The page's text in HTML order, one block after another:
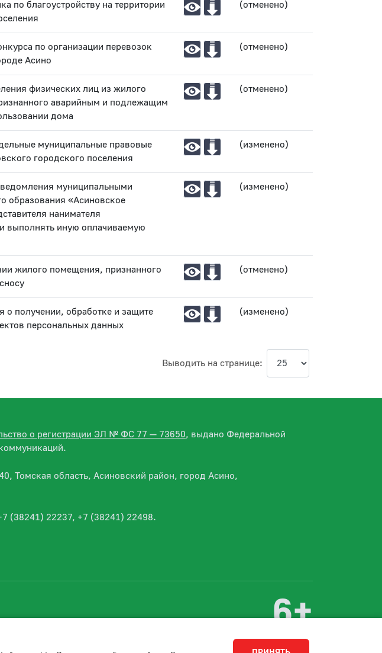
по благоустройству на территории
(отменено)
по организации перевозок
Асино
(отменено)
физических лиц из жилого
аварийным и подлежащим
дома
(отменено)
муниципальные правовые
городского поселения
(изменено)
муниципальными
образования «Асиновское
нанимателя
выполнять иную оплачиваемую
(изменено)
жилого помещения, признанного
(отменено)
получении, обработке и защите
персональных данных
(изменено)
Выводить на странице:
о регистрации ЭЛ № ФС 77 — 73650, выдано Федеральной
Томская область, Асиновский район, город Асино,
(38241) 22237, +7 (38241) 22498.
6+
Разработка сайта Студия 15